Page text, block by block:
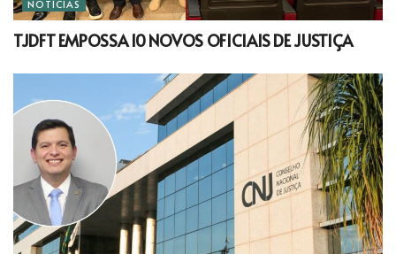
NOTÍCIAS
TJDFT EMPOSSA 10 NOVOS OFICIAIS DE JUSTIÇA